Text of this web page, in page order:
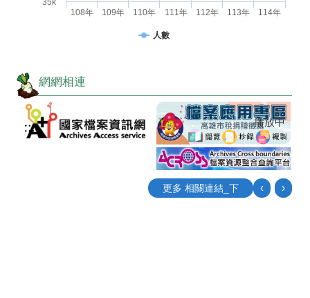
人數
108年 109年 110年 111年 112年 113年 114年
播放中
網網相連